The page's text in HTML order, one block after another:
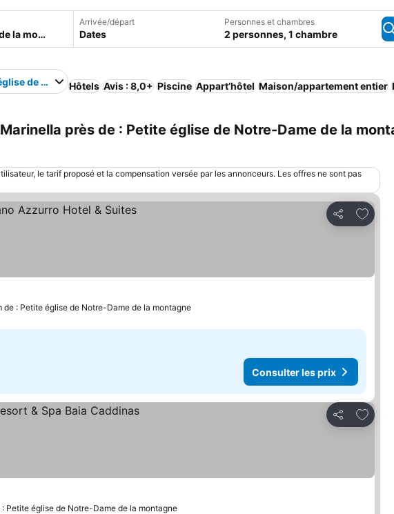
Arrivée/départ
Dates
Personnes et chambres
2 personnes, 1 chambre
de Notre-Dame de la montagne
Hôtels Avis : 8,0+ Piscine Appart’hôtel Maison/appartement entier
près de : Petite église de Notre-Dame de la
le tarif proposé et la compensation versée par les annonceurs. Les offres ne sont pas
Partager
Ajouter
de : Petite église de Notre-Dame de la montagne
Consulter les prix
Partager
Ajouter
Petite église de Notre-Dame de la montagne